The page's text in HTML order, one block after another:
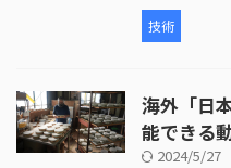
技術
海外「日
能できる
2024/5/27